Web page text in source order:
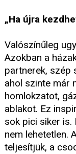
„Ha újra
Valószínűleg
Azokban a
partnerek, szép
ahol szinte már
homlokzatot,
ablakot. Ez
sok pici siker is.
nem lehetetlen.
teljesítjük, a